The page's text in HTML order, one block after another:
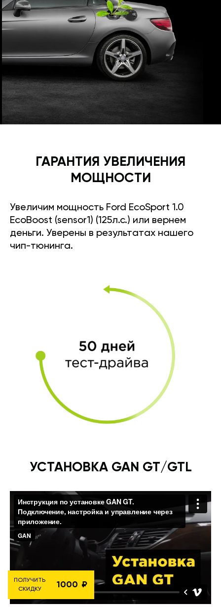
ГАРАНТИЯ УВЕЛИЧЕНИЯ
МОЩНОСТИ
Увеличим мощность Ford EcoSport 1.0
EcoBoost (sensor1) (125л.с.) или вернем
деньги. Уверены в результатах нашего
чип-тюнинга.
УСТАНОВКА GAN GT/GTL
ПОЛУЧИТЬ
СКИДКУ
1000